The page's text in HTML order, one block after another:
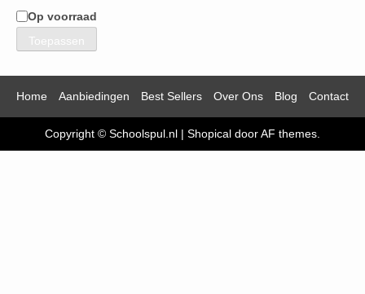
Beschikbaarheid
Op voorraad
Toepassen
Home Aanbiedingen Best Sellers Over Ons Blog Contact
Copyright © Schoolspul.nl | Shopical door AF themes.